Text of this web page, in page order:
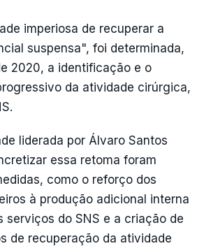
imperiosa de recuperar a
suspensa", foi determinada,
2020, a identificação e o
da atividade cirúrgica,
liderada por Álvaro Santos
essa retoma foram
como o reforço dos
à produção adicional interna
serviços do SNS e a criação de
de recuperação da atividade